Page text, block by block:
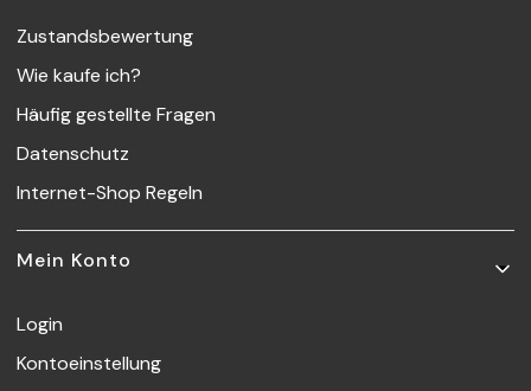
Zustandsbewertung
Wie kaufe ich?
Häufig gestellte Fragen
Datenschutz
Internet-Shop Regeln
Mein Konto
Login
Kontoeinstellung